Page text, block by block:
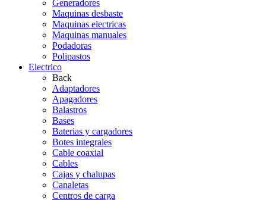
Generadores
Maquinas desbaste
Maquinas electricas
Maquinas manuales
Podadoras
Polipastos
Electrico
Back
Adaptadores
Apagadores
Balastros
Bases
Baterias y cargadores
Botes integrales
Cable coaxial
Cables
Cajas y chalupas
Canaletas
Centros de carga